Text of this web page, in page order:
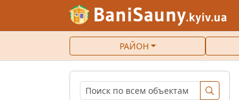
РАЙОН